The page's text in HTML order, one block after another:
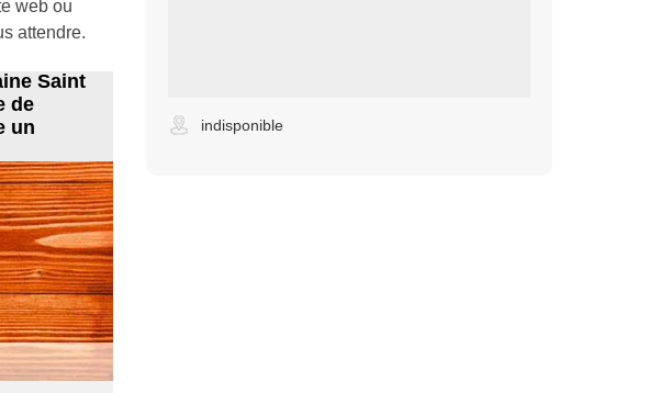
web ou
attendre.
Saint
de
un
indisponible